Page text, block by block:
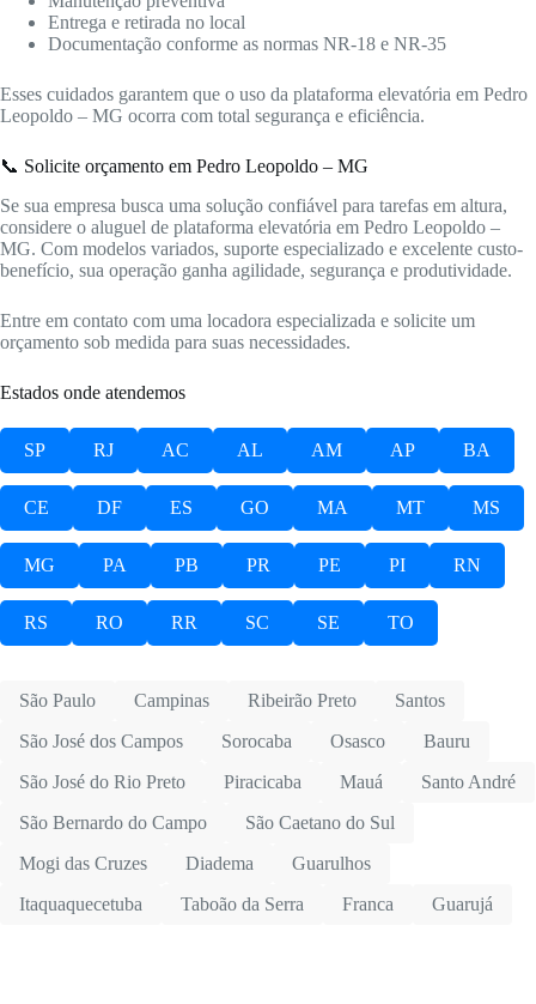
Entrega e retirada no local
Documentação conforme as normas NR-18 e NR-35
Esses cuidados garantem que o uso da plataforma elevatória em Pedro
Leopoldo – MG ocorra com total segurança e eficiência.
📞 Solicite orçamento em Pedro Leopoldo – MG
Se sua empresa busca uma solução confiável para tarefas em altura,
considere o aluguel de plataforma elevatória em Pedro Leopoldo –
MG. Com modelos variados, suporte especializado e excelente custo-
benefício, sua operação ganha agilidade, segurança e produtividade.
Entre em contato com uma locadora especializada e solicite um
orçamento sob medida para suas necessidades.
Estados onde atendemos
SP RJ AC AL AM AP BA
CE DF ES GO MA MT MS
MG PA PB PR PE PI RN
RS RO RR SC SE TO
São Paulo Campinas Ribeirão Preto
Santos
São José dos Campos
Sorocaba Osasco
Bauru
São José do Rio Preto
Piracicaba Mauá
Santo André
São Bernardo do Campo
São Caetano do Sul
Mogi das Cruzes
Diadema
Guarulhos
Itaquaquecetuba
Taboão da Serra Franca Guarujá